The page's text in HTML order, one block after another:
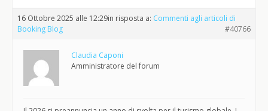
16 Ottobre 2025 alle 12:29in risposta a: Commenti agli articoli di
Booking Blog
#40766
Claudia Caponi
Amministratore del forum